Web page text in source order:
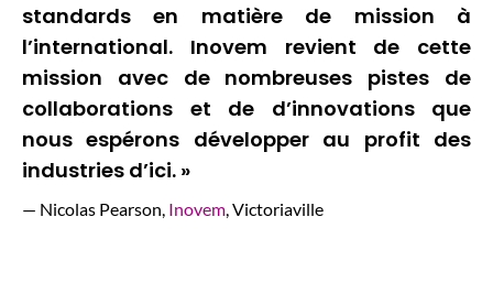
standards en matière de mission à
l’international. Inovem revient de cette
mission avec de nombreuses pistes de
collaborations et de d’innovations que
nous espérons développer au profit des
industries d’ici. »
— Nicolas Pearson, Inovem , Victoriaville